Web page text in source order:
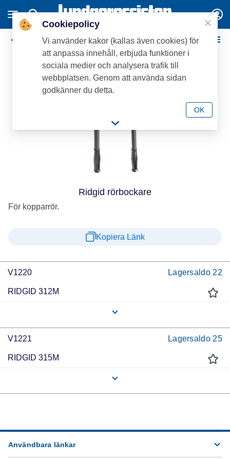
Rörbockning
Ridgid rörbockare
För kopparrör.
Kopiera Länk
V1220 Lagersaldo 22
RIDGID 312M
V1221 Lagersaldo 25
RIDGID 315M
Användbara länkar
Cookiepolicy
Vi använder kakor (kallas även cookies) för
att anpassa innehåll, erbjuda funktioner i
sociala medier och analysera trafik till
webbplatsen. Genom att använda sidan
godkänner du detta.
OK